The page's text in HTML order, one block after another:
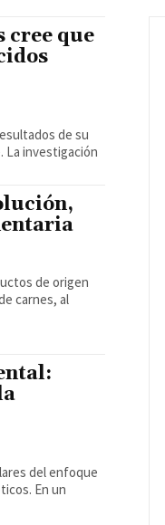
cree que
de su
La investigación
de origen
carnes, al
del enfoque
En un